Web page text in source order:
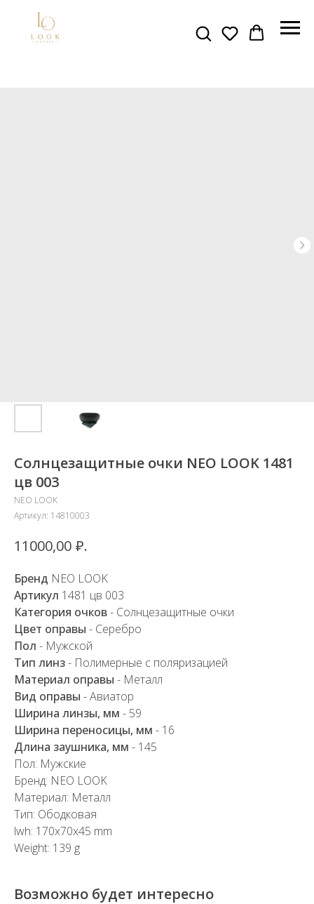
Солнцезащитные очки NEO LOOK 1481
цв 003
NEO LOOK
Артикул: 14810003
11000,00 ₽.
Бренд NEO LOOK
Артикул 1481 цв 003
Категория очков- Солнцезащитные очки
Цвет оправы - Серебро
Пол - Мужской
Тип линз- Полимерные с поляризацией
Материал оправы - Металл
Вид оправы - Авиатор
Ширина линзы, мм - 59
Ширина переносицы, мм - 16
Длина заушника, мм - 145
Пол: Мужские
Бренд: NEO LOOK
Материал: Металл
Тип: Ободковая
lwh: 170x70x45 mm
Weight: 139 g
Возможно будет интересно